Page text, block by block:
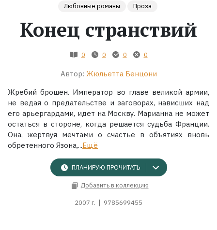
Экранизации
Любовные романы Проза
Конец странствий
0 0 0 0
Автор: Жюльетта Бенцони
Жребий брошен. Император во главе великой армии,
не ведая о предательстве и заговорах, нависших над
его арьергардами, идет на Москву. Марианна не может
остаться в стороне, когда решается судьба Франции.
Она, жертвуя мечтами о счастье в объятиях вновь
обретенного Язона,...Ещё
ПЛАНИРУЮ ПРОЧИТАТЬ
Добавить в коллекцию
2007 г. 9785699455